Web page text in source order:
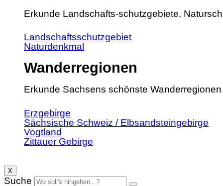
Erkunde Landschafts-schutzgebiete,
Landschaftsschutzgebiet
Naturdenkmal
Wanderregionen
Erkunde Sachsens schönste Wanderregionen
Erzgebirge
Sächsische Schweiz / Elbsandsteingebirge
Vogtland
Zittauer Gebirge
X
Suche